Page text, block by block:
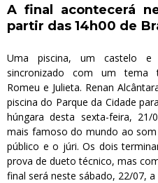
A final acontecerá
partir das 14h00 de
Uma piscina, um castelo
sincronizado com um tema
Romeu e Julieta. Renan
piscina do Parque da Cidade
húngara desta sexta-feira,
mais famoso do mundo ao
público e o júri. Os dois
prova de dueto técnico, mas
final será neste sábado, 22/07,